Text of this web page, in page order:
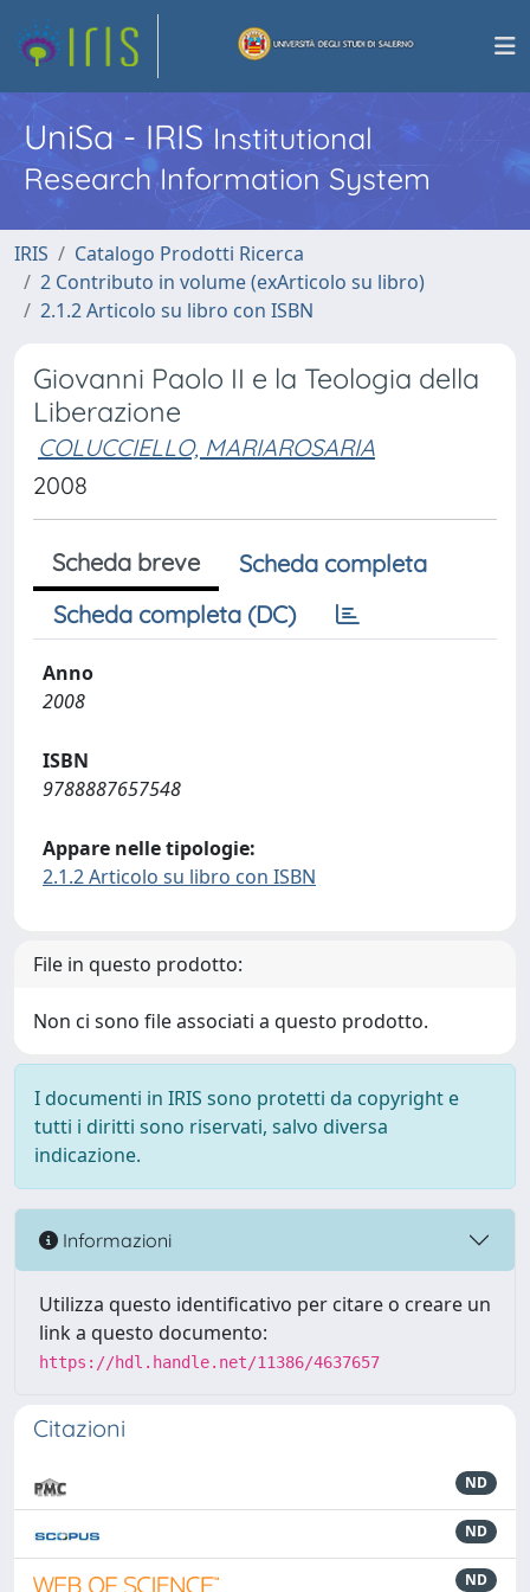
UniSa - IRISInstitutional
Research Information System
IRIS
Catalogo Prodotti Ricerca
2 Contributo in volume (exArticolo su libro)
2.1.2 Articolo su libro con ISBN
Giovanni Paolo II e la Teologia della
Liberazione
COLUCCIELLO, MARIAROSARIA
2008
Scheda breve
Scheda completa
Scheda completa (DC)
Anno
2008
ISBN
9788887657548
Appare nelle tipologie:
2.1.2 Articolo su libro con ISBN
File in questo prodotto:
Non ci sono file associati a questo prodotto.
I documenti in IRIS sono protetti da copyright e
tutti i diritti sono riservati, salvo diversa
indicazione.
Informazioni
Utilizza questo identificativo per citare o creare un
link a questo documento:
https://hdl.handle.net/11386/4637657
Citazioni
ND
ND
ND